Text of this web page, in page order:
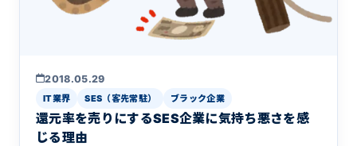
2018.05.29
IT業界 SES（客先常駐） ブラック企業
還元率を売りにするSES企業に気持ち悪さを感
じる理由